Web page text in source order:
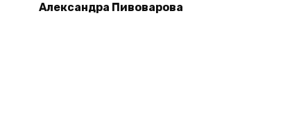
Александра Пивоварова